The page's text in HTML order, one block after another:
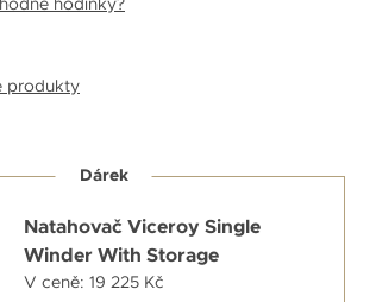
produkty
Dárek
Natahovač Viceroy Single
Winder With Storage
V ceně: 19 225 Kč